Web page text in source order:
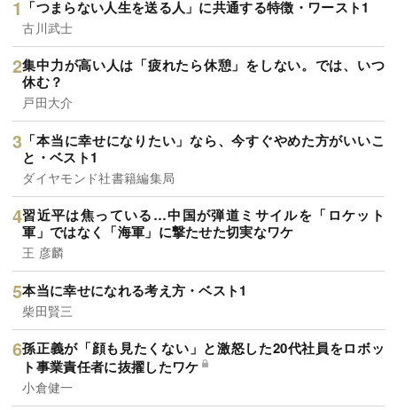
「つまらない人生を送る人」に共通する特徴・ワースト1
古川武士
集中力が高い人は「疲れたら休憩」をしない。では、いつ
休む？
戸田大介
「本当に幸せになりたい」なら、今すぐやめた方がいいこ
と・ベスト1
ダイヤモンド社書籍編集局
習近平は焦っている…中国が弾道ミサイルを「ロケット
軍」ではなく「海軍」に撃たせた切実なワケ
王 彦麟
本当に幸せになれる考え方・ベスト1
柴田賢三
孫正義が「顔も見たくない」と激怒した20代社員をロボッ
ト事業責任者に抜擢したワケ
小倉健一